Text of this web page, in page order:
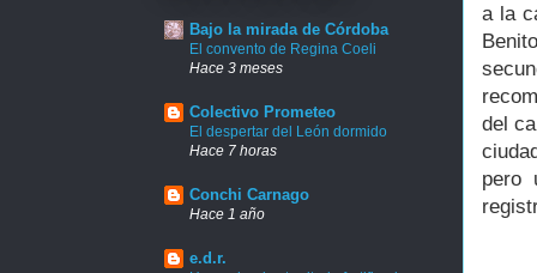
a la
del
pero
Bajo la mirada de Córdoba
El convento de Regina Coeli
Hace 3 meses
Colectivo Prometeo
El despertar del León dormido
Hace 7 horas
Conchi Carnago
Hace 1 año
e.d.r.